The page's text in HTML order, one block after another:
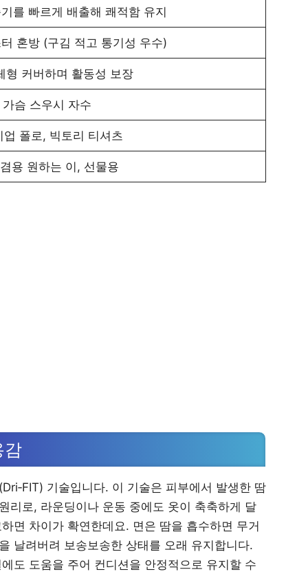
를 빠르게 배출해 쾌적함 유지
혼방 (구김 적고 통기성 우수)
형 커버하며 활동성 보장
슴 스우시 자수
폴로, 빅토리 티셔츠
용 원하는 이, 선물용
감
기술입니다. 이 기술은 피부에서 발생한 땀
리로, 라운딩이나 운동 중에도 옷이 축축하게 달
면 차이가 확연한데요. 면은 땀을 흡수하면 무거
날려버려 보송보송한 상태를 오래 유지합니다.
도 도움을 주어 컨디션을 안정적으로 유지할 수